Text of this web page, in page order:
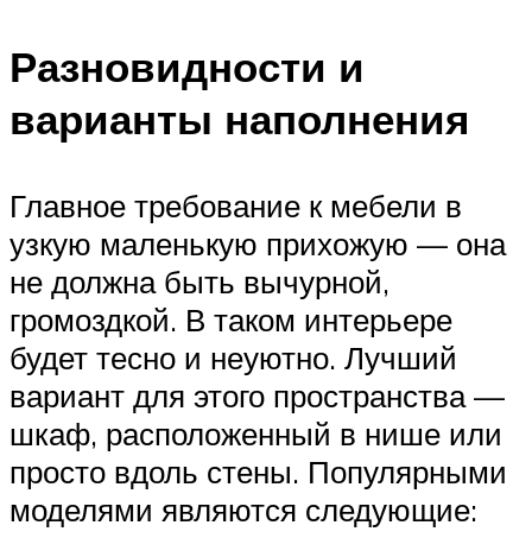
Разновидности и
варианты наполнения
Главное требование к мебели в
узкую маленькую прихожую — она
не должна быть вычурной,
громоздкой. В таком интерьере
будет тесно и неуютно. Лучший
вариант для этого пространства —
шкаф, расположенный в нише или
просто вдоль стены. Популярными
моделями являются следующие: